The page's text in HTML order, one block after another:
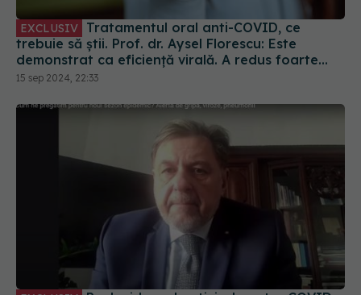
EXCLUSIV
trebuie să știi. Prof. dr. Aysel Florescu: Este
demonstrat ca eficiență virală. A redus foarte
mult riscul de spitalizare
15 sep 2024, 22:33